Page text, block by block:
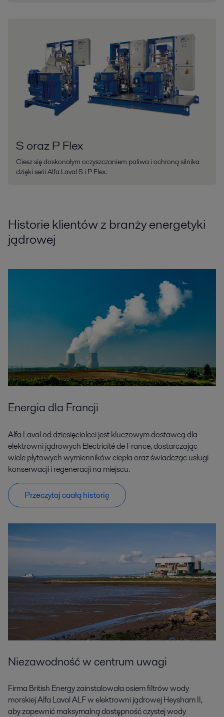
S oraz P Flex
Ciesz się doskonałym oczyszczaniem paliwa i ochroną silnika
dzięki serii Alfa Laval S i P Flex.
Historie klientów z branży energetyki
jądrowej
Energia dla Francji
Alfa Laval od dziesięcioleci jest kluczowym dostawcą dla
elektrowni jądrowych Electricité de France, dostarczając
wiele płytowych wymienników ciepła oraz świadcząc usługi
konserwacji i regeneracji na miejscu.
Przeczytaj caałą historię
Niezawodność w centrum uwagi
Firma British Energy zainstalowała osiem filtrów wody
morskiej Alfa Laval ALF w elektrowni jądrowej Heysham II,
aby zapewnić maksymalną dostępność czystej wody